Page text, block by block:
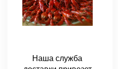
Наша служба